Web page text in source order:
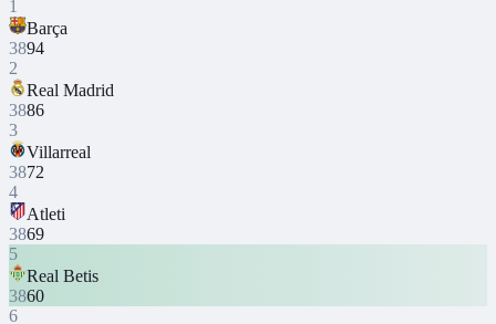
1
Barça
3894
2
Real Madrid
3886
3
Villarreal
3872
4
Atleti
3869
5
Real Betis
3860
6